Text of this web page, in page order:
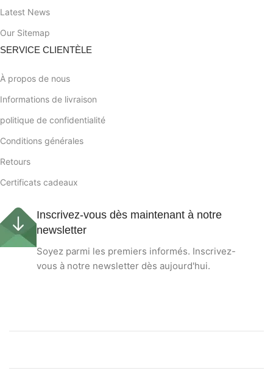
Latest News
Our Sitemap
SERVICE CLIENTÈLE
À propos de nous
Informations de livraison
politique de confidentialité
Conditions générales
Retours
Certificats cadeaux
Inscrivez-vous dès maintenant à notre
newsletter
Soyez parmi les premiers informés. Inscrivez-
vous à notre newsletter dès aujourd'hui.